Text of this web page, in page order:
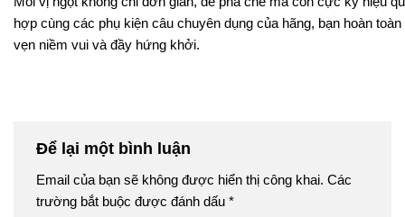
hợp cùng các phụ kiện câu chuyên dụng của hãng, bạn hoàn
vẹn niềm vui và đầy hứng khởi.
Để lại một bình luận
Email của bạn sẽ không được hiển thị công khai. Các
trường bắt buộc được đánh dấu *